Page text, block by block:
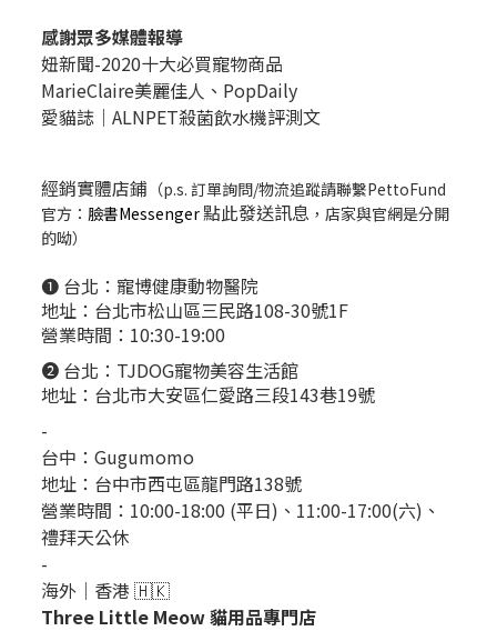
感謝眾多媒體報導
妞新聞-2020十大必買寵物商品
MarieClaire美麗佳人、 PopDaily
愛貓誌｜ALNPET殺菌飲水機評測文
經銷實體店鋪 （p.s. 訂單詢問/物流追蹤請聯繫PettoFund
官方： 臉書Messenger點此發送訊息 ，店家與官網是分開
的呦）
❶ 台北： 寵博健康動物醫院
地址：台北市松山區三民路108-30號1F
營業時間：10:30-19:00
❷ 台北： TJDOG寵物美容生活館
地址：台北市大安區仁愛路三段143巷19號
-
台中： Gugumomo
地址： 台中市西屯區龍門路138號
營業時間：10:00-18:00 (平日)、11:00-17:00(六)、
禮拜天公休
-
海外｜香港 🇭🇰
Three Little Meow 貓用品專門店